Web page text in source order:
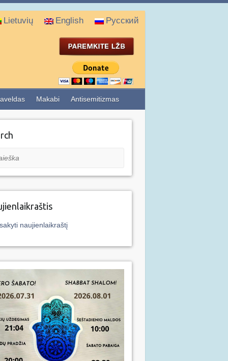
Lietuvių English Русский
Makabi Antisemitizmas
naujienlaikraštį